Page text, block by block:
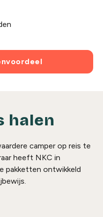
halen
camper op reis te
heeft NKC in
pakketten ontwikkeld